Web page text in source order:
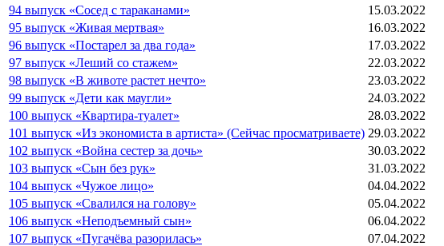
94 выпуск «Сосед с тараканами»
15.03.2022
95 выпуск «Живая мертвая»
16.03.2022
96 выпуск «Постарел за два года»
17.03.2022
97 выпуск «Леший со стажем»
22.03.2022
98 выпуск «В животе растет нечто»
23.03.2022
99 выпуск «Дети как маугли»
24.03.2022
100 выпуск «Квартира-туалет»
28.03.2022
101 выпуск «Из экономиста в артиста» (Сейчас просматриваете) 29.03.2022
102 выпуск «Война сестер за дочь»
30.03.2022
103 выпуск «Сын без рук»
31.03.2022
104 выпуск «Чужое лицо»
04.04.2022
105 выпуск «Свалился на голову»
05.04.2022
106 выпуск «Неподъемный сын»
06.04.2022
107 выпуск «Пугачёва разорилась»
07.04.2022